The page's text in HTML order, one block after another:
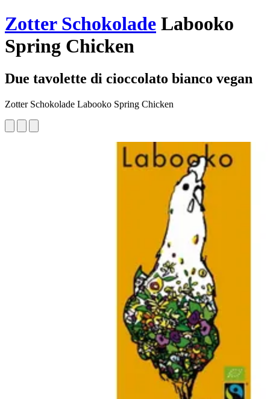
Zotter Schokolade Labooko
Spring Chicken
Due tavolette di cioccolato bianco vegan
Zotter Schokolade Labooko Spring Chicken